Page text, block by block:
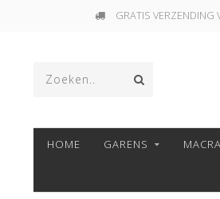
GRATIS VERZENDING
HOME GARENS